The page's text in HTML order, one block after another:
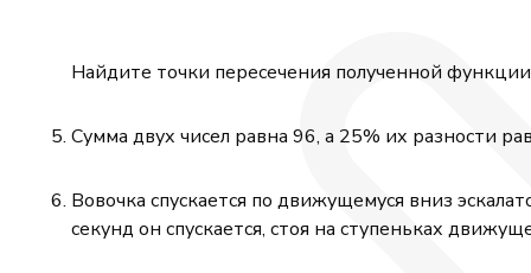
Найдите точки пересечения полученной
Сумма двух чисел равна 96, а 25% их разности
Вовочка спускается по движущемуся вниз
секунд он спускается, стоя на ступеньках